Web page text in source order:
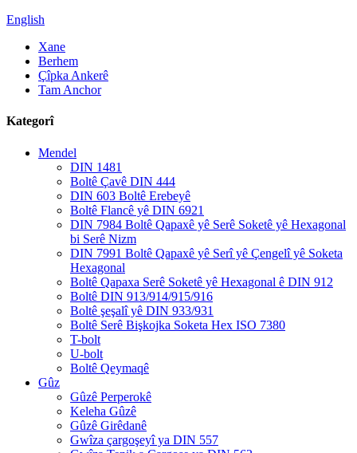
English
Xane
Berhem
Çîpka Ankerê
Tam Anchor
Kategorî
Mendel
DIN 1481
Boltê Çavê DIN 444
DIN 603 Boltê Erebeyê
Boltê Flancê yê DIN 6921
DIN 7984 Boltê Qapaxê yê Serê Soketê yê Hexagonal
bi Serê Nizm
DIN 7991 Boltê Qapaxê yê Serî yê Çengelî yê Soketa
Hexagonal
Boltê Qapaxa Serê Soketê yê Hexagonal ê DIN 912
Boltê DIN 913/914/915/916
Boltê şeşalî yê DIN 933/931
Boltê Serê Bişkojka Soketa Hex ISO 7380
T-bolt
U-bolt
Boltê Qeymaqê
Gûz
Gûzê Perperokê
Keleha Gûzê
Gûzê Girêdanê
Gwîza çargoşeyî ya DIN 557